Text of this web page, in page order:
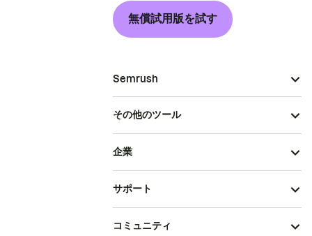
無償試用版を試す
Semrush
その他のツール
企業
サポート
コミュニティ